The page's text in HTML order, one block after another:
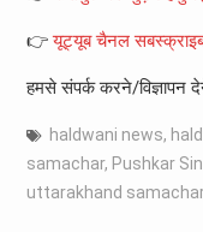
👉यूट्यूब चैनल
हमसे संपर्क करने/विज्ञापन
haldwani news,
samachar, Pushkar
uttarakhand